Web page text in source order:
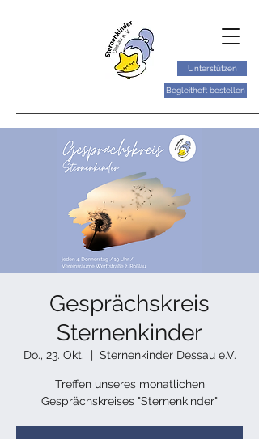
Unterstützen
Begleitheft bestellen
Gesprächskreis
Sternenkinder
Do., 23. Okt.
  |
Sternenkinder Dessau e.V.
Treffen unseres monatlichen
Gesprächskreises "Sternenkinder"